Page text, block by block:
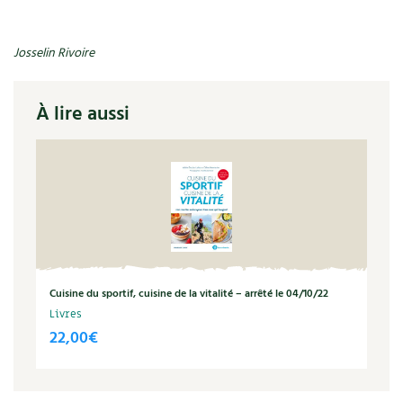
Conception et gros oeuvre
Décoration et petit bricolage
Trocs & petites annonces
Josselin Rivoire
À lire aussi
Cuisine du sportif, cuisine de la vitalité – arrêté le 04/10/22
Livres
22,00€